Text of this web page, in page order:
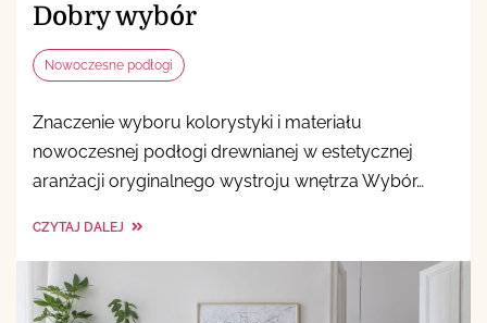
Dobry wybór
Nowoczesne podłogi
Znaczenie wyboru kolorystyki i materiału
nowoczesnej podłogi drewnianej w estetycznej
aranżacji oryginalnego wystroju wnętrza Wybór…
CZYTAJ DALEJ